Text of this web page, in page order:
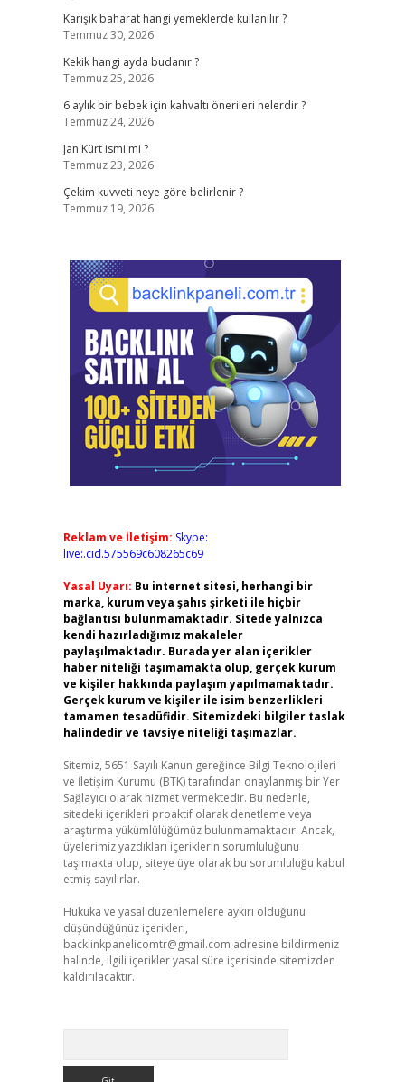
Karışık baharat hangi yemeklerde kullanılır ?
Temmuz 30, 2026
Kekik hangi ayda budanır ?
Temmuz 25, 2026
6 aylık bir bebek için kahvaltı önerileri nelerdir ?
Temmuz 24, 2026
Jan Kürt ismi mi ?
Temmuz 23, 2026
Çekim kuvveti neye göre belirlenir ?
Temmuz 19, 2026
Reklam ve İletişim: Skype:
live:.cid.575569c608265c69
Yasal Uyarı: Bu internet sitesi, herhangi bir
marka, kurum veya şahıs şirketi ile hiçbir
bağlantısı bulunmamaktadır. Sitede yalnızca
kendi hazırladığımız makaleler
paylaşılmaktadır. Burada yer alan içerikler
haber niteliği taşımamakta olup, gerçek kurum
ve kişiler hakkında paylaşım yapılmamaktadır.
Gerçek kurum ve kişiler ile isim benzerlikleri
tamamen tesadüfidir. Sitemizdeki bilgiler taslak
halindedir ve tavsiye niteliği taşımazlar.
Sitemiz, 5651 Sayılı Kanun gereğince Bilgi Teknolojileri
ve İletişim Kurumu (BTK) tarafından onaylanmış bir Yer
Sağlayıcı olarak hizmet vermektedir. Bu nedenle,
sitedeki içerikleri proaktif olarak denetleme veya
araştırma yükümlülüğümüz bulunmamaktadır. Ancak,
üyelerimiz yazdıkları içeriklerin sorumluluğunu
taşımakta olup, siteye üye olarak bu sorumluluğu kabul
etmiş sayılırlar.
Hukuka ve yasal düzenlemelere aykırı olduğunu
düşündüğünüz içerikleri,
backlinkpanelicomtr@gmail.com adresine bildirmeniz
halinde, ilgili içerikler yasal süre içerisinde sitemizden
kaldırılacaktır.